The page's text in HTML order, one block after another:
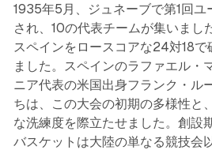
1935年5月、ジュネーブで第1回ユ
され、10の代表チームが集いまし
スペインをロースコアな24対18で
ました。スペインのラファエル・
ニア代表の米国出身フランク・ル
ちは、この大会の初期の多様性と
な洗練度を際立たせました。創設
バスケットは大陸の単なる競技会